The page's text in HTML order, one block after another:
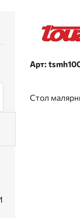
Арт:
Стол